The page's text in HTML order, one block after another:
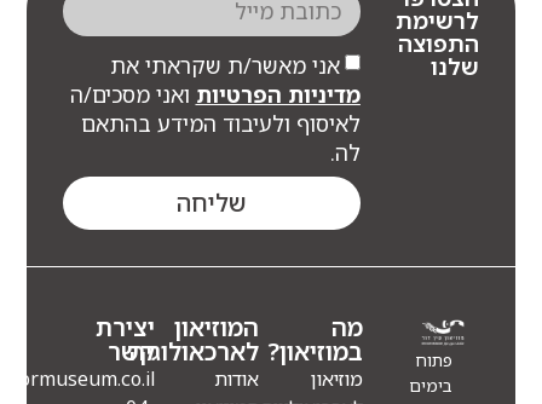
אני מאשר/ת שקראתי את
מדיניות הפרטיותואני מסכים/ה
לאיסוף ולעיבוד המידע בהתאם
מה
במוזיאון?
מוזיאון
המוזיאון
לארכאולוגיה
אודות
יצירת
קשר
Info@eindormuseum.co.il